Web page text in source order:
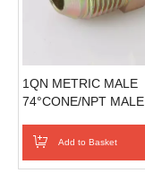
1QN METRIC MALE
74°CONE/NPT MALE
Add to Basket